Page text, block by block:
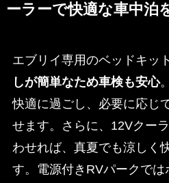
ーラーで快適な車中泊
エブリイ専用のベッドキッ
しが簡単なため車検も安心
快適に過ごし、必要に応じ
せます。さらに、12Vクー
わせれば、真夏でも涼しく
す。電源付きRVパークで